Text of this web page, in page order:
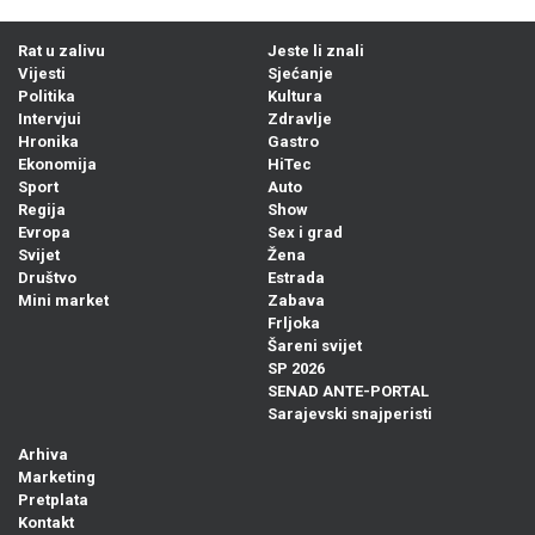
Rat u zalivu
Vijesti
Politika
Intervjui
Hronika
Ekonomija
Sport
Regija
Evropa
Svijet
Društvo
Mini market
Jeste li znali
Sjećanje
Kultura
Zdravlje
Gastro
HiTec
Auto
Show
Sex i grad
Žena
Estrada
Zabava
Frljoka
Šareni svijet
SP 2026
SENAD ANTE-PORTAL
Sarajevski snajperisti
Arhiva
Marketing
Pretplata
Kontakt